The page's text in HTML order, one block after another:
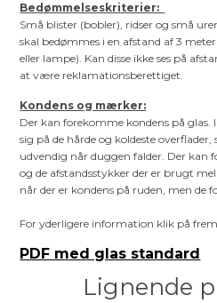
Bedømmelseskriterier:
Små blister (bobler), ridser og små
skal bedømmes i en afstand af 3
eller lampe). Kan disse ikke ses på
at være reklamationsberettiget.
Kondens og mærker:
Der kan forekomme kondens på
sig på de hårde og koldeste
udvendig når duggen falder. Der
og de afstandsstykker der er brugt
når der er kondens på ruden, men de
For yderligere information klik på
PDF med glas standard
Lignende